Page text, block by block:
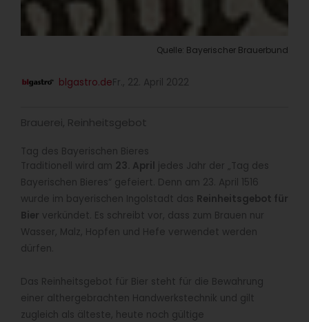
Quelle: Bayerischer Brauerbund
blgastro.deFr., 22. April 2022
Brauerei, Reinheitsgebot
Tag des Bayerischen Bieres
Traditionell wird am 23. April jedes Jahr der „Tag des
Bayerischen Bieres“ gefeiert. Denn am 23. April 1516
wurde im bayerischen Ingolstadt das Reinheitsgebot für
Bier verkündet. Es schreibt vor, dass zum Brauen nur
Wasser, Malz, Hopfen und Hefe verwendet werden
dürfen.
Das Reinheitsgebot für Bier steht für die Bewahrung
einer althergebrachten Handwerkstechnik und gilt
zugleich als älteste, heute noch gültige